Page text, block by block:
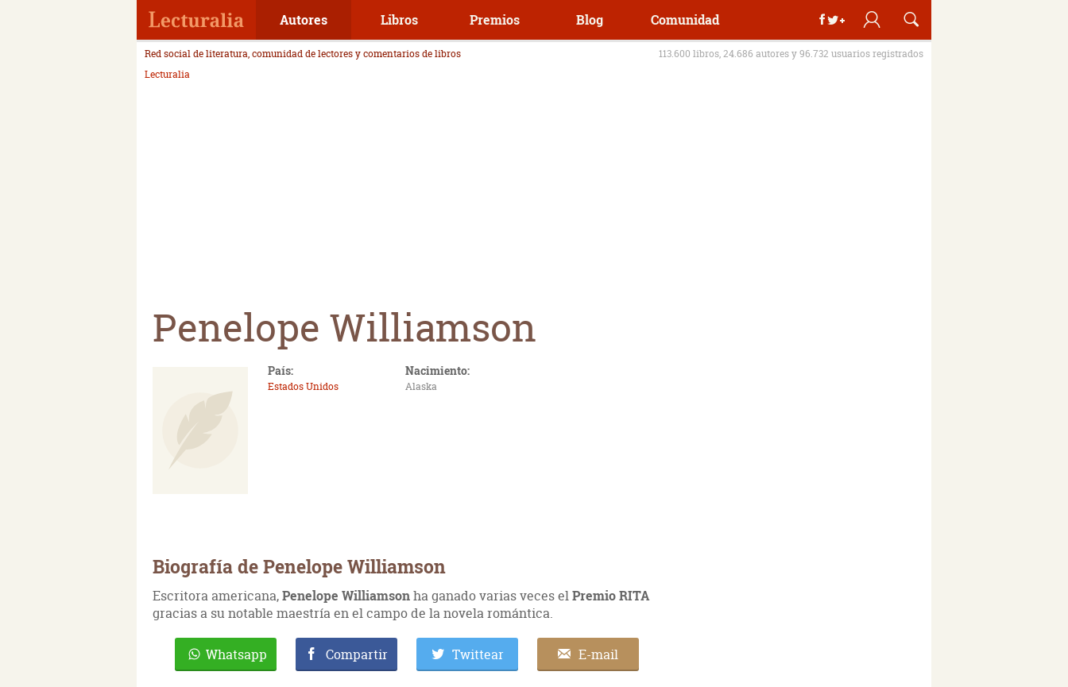
Autores Libros Premios Blog Comunidad
Red social de literatura, comunidad de lectores y comentarios de libros
113.600 libros, 24.686 autores y 96.732 usuarios registrados
Lecturalia
Penelope Williamson
País:
Estados Unidos
Nacimiento:
Alaska
Biografía de Penelope Williamson
Escritora americana,Penelope Williamsonha ganado varias veces elPremio RITA
gracias a su notable maestría en el campo de la novela romántica.
Whatsapp Compartir Twittear E-mail